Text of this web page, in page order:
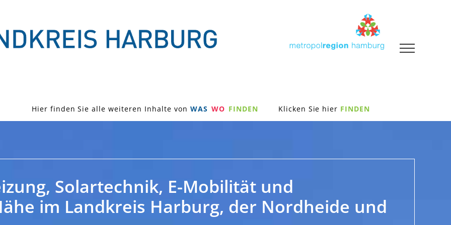
Hier finden Sie alle weiteren Inhalte von WAS WO FINDEN Klicken Sie hier FINDEN
Solartechnik, E-Mobilität und
im Landkreis Harburg, der Nordheide und